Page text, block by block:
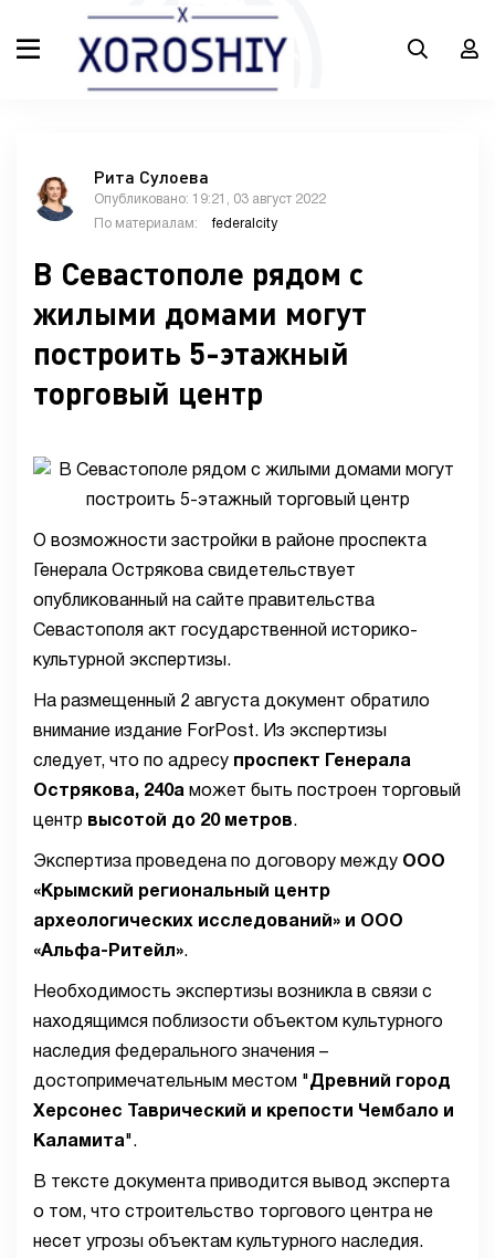
Рита Сулоева
Опубликовано: 19:21, 03 август 2022
По материалам:
federalcity
В Севастополе рядом с
жилыми домами могут
построить 5-этажный
торговый центр
О возможности застройки в районе проспекта
Генерала Острякова свидетельствует
опубликованный на сайте правительства
Севастополя акт государственной историко-
культурной экспертизы.
На размещенный 2 августа документ обратило
внимание издание ForPost. Из экспертизы
следует, что по адресу проспект Генерала
Острякова, 240а может быть построен торговый
центр высотой до 20 метров.
Экспертиза проведена по договору между ООО
«Крымский региональный центр
археологических исследований» и ООО
«Альфа-Ритейл».
Необходимость экспертизы возникла в связи с
находящимся поблизости объектом культурного
наследия федерального значения –
достопримечательным местом "Древний город
Херсонес Таврический и крепости Чембало и
Каламита".
В тексте документа приводится вывод эксперта
о том, что строительство торгового центра не
несет угрозы объектам культурного наследия.